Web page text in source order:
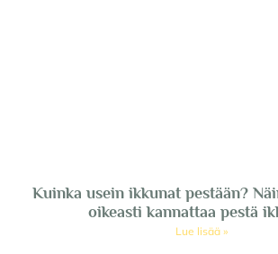
Kuinka usein ikkunat pestään?
oikeasti kannattaa pestä
Lue lisää »